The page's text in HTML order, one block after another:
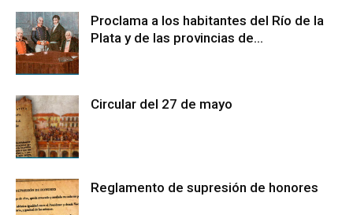
Proclama a los habitantes del Río de la
Plata y de las provincias de...
Circular del 27 de mayo
Reglamento de supresión de honores